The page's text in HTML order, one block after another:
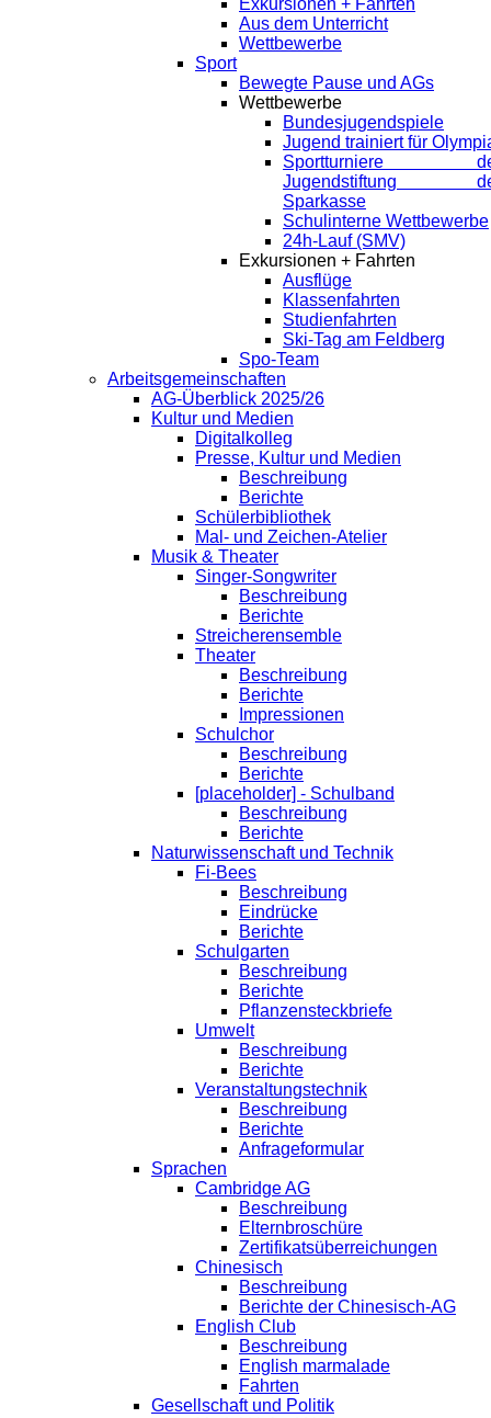
Exkursionen + Fahrten
Aus dem Unterricht
Wettbewerbe
Sport
Bewegte Pause und AGs
Wettbewerbe
Bundesjugendspiele
Jugend trainiert für
Sportturniere
Jugendstiftung
Sparkasse
Schulinterne Wettbewerbe
24h-Lauf (SMV)
Exkursionen + Fahrten
Ausflüge
Klassenfahrten
Studienfahrten
Ski-Tag am Feldberg
Spo-Team
Arbeitsgemeinschaften
AG-Überblick 2025/26
Kultur und Medien
Digitalkolleg
Presse, Kultur und Medien
Beschreibung
Berichte
Schülerbibliothek
Mal- und Zeichen-Atelier
Musik & Theater
Singer-Songwriter
Beschreibung
Berichte
Streicherensemble
Theater
Beschreibung
Berichte
Impressionen
Schulchor
Beschreibung
Berichte
[placeholder] - Schulband
Beschreibung
Berichte
Naturwissenschaft und Technik
Fi-Bees
Beschreibung
Eindrücke
Berichte
Schulgarten
Beschreibung
Berichte
Pflanzensteckbriefe
Umwelt
Beschreibung
Berichte
Veranstaltungstechnik
Beschreibung
Berichte
Anfrageformular
Sprachen
Cambridge AG
Beschreibung
Elternbroschüre
Zertifikatsüberreichungen
Chinesisch
Beschreibung
Berichte der Chinesisch-AG
English Club
Beschreibung
English marmalade
Fahrten
Gesellschaft und Politik